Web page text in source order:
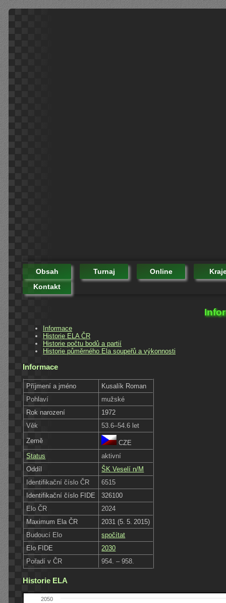
Obsah Turnaj Online
Kontakt
Informace
Historie ELA ČR
Historie počtu bodů a partií
Historie půměrného Ela soupeřů a výkonnosti
Informace
Příjmení a jméno
Kusalík Roman
Pohlaví
mužské
Rok narození
1972
Věk
53.6–54.6 let
Země
CZE
Status
aktivní
Oddíl
ŠK Veselí n/M
Identifikační číslo ČR
6515
Identifikační číslo FIDE
326100
Elo ČR
2024
Maximum Ela ČR
2031 (5. 5. 2015)
Budoucí Elo
spočítat
Elo FIDE
2030
Pořadí v ČR
954. – 958.
Historie ELA
2050